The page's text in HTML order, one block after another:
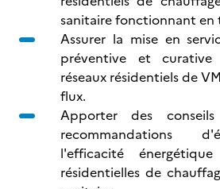
sanitaire fonctionnant
Assurer la mise en
préventive et
réseaux résidentiels de
flux.
Apporter des
recommandations
l'efficacité
résidentielles de